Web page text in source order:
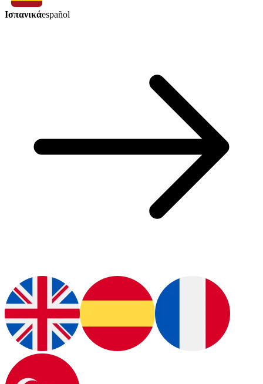
Ισπανικάespañol